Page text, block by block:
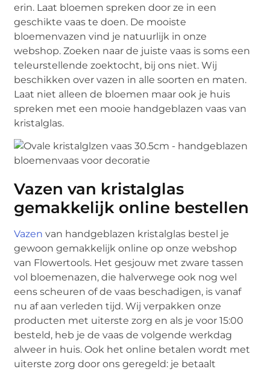
erin. Laat bloemen spreken door ze in een
geschikte vaas te doen. De mooiste
bloemenvazen vind je natuurlijk in onze
webshop. Zoeken naar de juiste vaas is soms een
teleurstellende zoektocht, bij ons niet. Wij
beschikken over vazen in alle soorten en maten.
Laat niet alleen de bloemen maar ook je huis
spreken met een mooie handgeblazen vaas van
kristalglas.
Vazen van kristalglas
gemakkelijk online bestellen
Vazen van handgeblazen kristalglas bestel je
gewoon gemakkelijk online op onze webshop
van Flowertools. Het gesjouw met zware tassen
vol bloemenazen, die halverwege ook nog wel
eens scheuren of de vaas beschadigen, is vanaf
nu af aan verleden tijd. Wij verpakken onze
producten met uiterste zorg en als je voor 15:00
besteld, heb je de vaas de volgende werkdag
alweer in huis. Ook het online betalen wordt met
uiterste zorg door ons geregeld: je betaalt